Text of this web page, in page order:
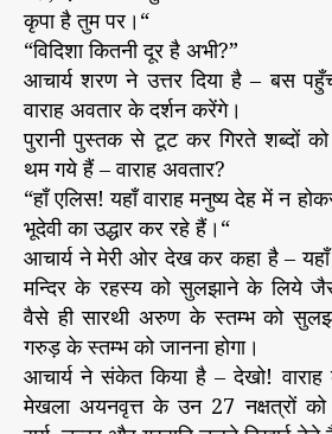
कृपा है तुम पर।“
“विदिशा कितनी दूर है अभी?”
आचार्य शरण ने उत्तर दिया है – बस
वाराह अवतार के दर्शन करेंगे।
पुरानी पुस्तक से टूट कर गिरते शब्दों
थम गये हैं – वाराह अवतार?
“हाँ एलिस! यहाँ वाराह मनुष्य देह में न
भूदेवी का उद्धार कर रहे हैं।“
आचार्य ने मेरी ओर देख कर कहा है –
मन्दिर के रहस्य को सुलझाने के लिये जैसे
वैसे ही सारथी अरुण के स्तम्भ को
गरुड़ के स्तम्भ को जानना होगा।
आचार्य ने संकेत किया है – देखो!
मेखला अयनवृत्त के उन 27 नक्षत्रों को